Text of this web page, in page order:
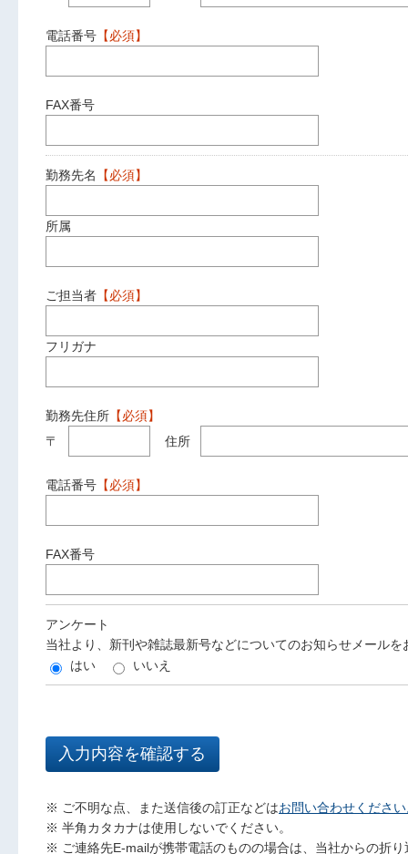
電話番号 【必須】
FAX番号
勤務先名 【必須】
所属
ご担当者 【必須】
フリガナ
勤務先住所 【必須】
〒
住所
電話番号 【必須】
FAX番号
アンケート
当社より、新刊や雑誌最新号などについてのお知らせメール
はい
いいえ
※ ご不明な点、また送信後の訂正などはお問い合わせくださ
※ 半角カタカナは使用しないでください。
※ ご連絡先E-mailが携帯電話のものの場合は、当社からの折